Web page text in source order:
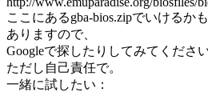
ここにあるgba-bios.zipでいけるか
ありますので、
Googleで探したりしてみてください
ただし自己責任で。
一緒に試したい：